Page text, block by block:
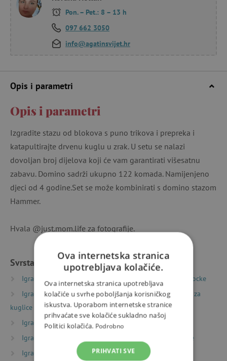
Pon. – Pet.: 8 – 13 h
097 662 3050
info@agatinsvijet.hr
Opis i parametri
Opis i parametri
Izgradite stazu od blokova s ​​puno trikova i prepreka i
katapultirajte drvenu kuglu u zrak. U setu se nalazi
dovoljan broj dijelova koji će vam garantirati višesatnu
zabavu. Domino sadrži ukupno 122 komada. Namijenjeno
djeci od 4 godine.Set se može kombinirati s domino stazom
Hammer.
Hvala @just.mom.life za fotografije.
Svrstano u kategorije
Igračke prema vrsti Drvene igračke
Drvene kocke
Igračke prema vrsti
Igračke za gradnju
Staze za
kuglice i domino
Igračke prema vrsti
Montessori igračke
Igračke prema starosti
Igre i igračke za predškolce
Igračke prema starosti
Igre i igračke za djecu od 6
Ova internetska stranica
upotrebljava kolačiće.
Ova internetska stranica upotrebljava
kolačiće u svrhe poboljšanja korisničkog
iskustva. Uporabom internetske stranice
prihvaćate sve kolačiće sukladno našoj
Politici kolačića. Podrobno
PRIHVATI SVE